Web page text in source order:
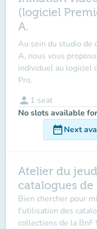
(logiciel
A.
Au sein du studio de
A, nous vous
individuel au logiciel
Pro.
person 1 seat
No slots available
date_rangeNext
Atelier du
catalogues de
Bien chercher pour
l'utilisation des
collections de la BnF !